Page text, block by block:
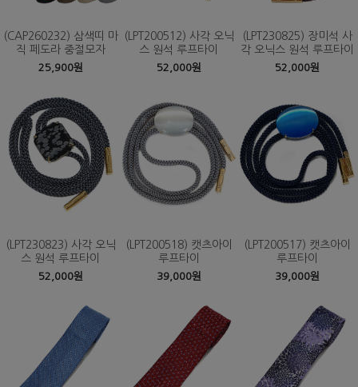
(CAP260232) 삼색띠 마
직 페도라 중절모자
25,900원
(LPT200512) 사각 오닉
스 원석 루프타이
52,000원
(LPT230825) 장미석 사
각 오닉스 원석 루프타이
52,000원
(LPT230823) 사각 오닉
스 원석 루프타이
52,000원
(LPT200518) 캣츠아이
루프타이
39,000원
(LPT200517) 캣츠아이
루프타이
39,000원